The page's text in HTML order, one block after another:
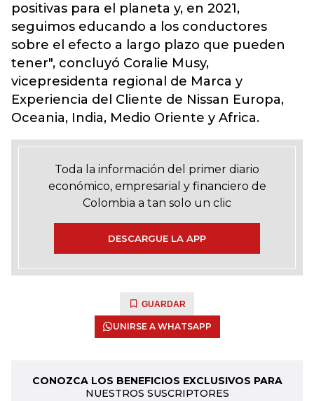
positivas para el planeta y, en 2021,
seguimos educando a los conductores
sobre el efecto a largo plazo que pueden
tener", concluyó Coralie Musy,
vicepresidenta regional de Marca y
Experiencia del Cliente de Nissan Europa,
Oceania, India, Medio Oriente y Africa.
Toda la información del primer diario
económico, empresarial y financiero de
Colombia a tan solo un clic
DESCARGUE LA APP
GUARDAR
UNIRSE A WHATSAPP
CONOZCA LOS BENEFICIOS EXCLUSIVOS PARA
NUESTROS SUSCRIPTORES